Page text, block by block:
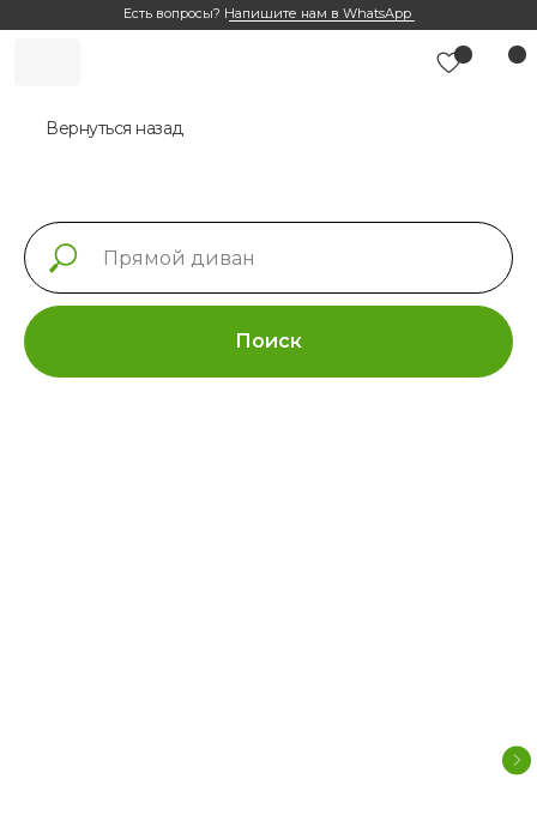
Есть вопросы? Напишите нам в WhatsApp
Вернуться назад
Поиск